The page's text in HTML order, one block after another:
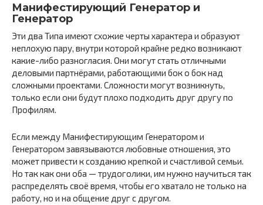
Манифестирующий Генератор и
Генератор
Эти два Типа имеют схожие черты характера и образуют
неплохую пару, внутри которой крайне редко возникают
какие-либо разногласия. Они могут стать отличными
деловыми партнёрами, работающими бок о бок над
сложными проектами. Сложности могут возникнуть,
только если они будут плохо подходить друг другу по
Профилям.
Если между Манифестирующим Генератором и
Генератором завязываются любовные отношения, это
может привести к созданию крепкой и счастливой семьи.
Но так как они оба — трудоголики, им нужно научиться так
распределять своё время, чтобы его хватало не только на
работу, но и на общение друг с другом.